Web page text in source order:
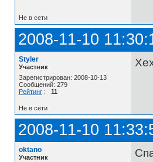
Не в сети
2008-11-10
Styler
Участник
Зарегистрирован: 2008-10-13
Сообщений: 279
Рейтинг: 11
Не в сети
2008-11-10
oktano
Участник